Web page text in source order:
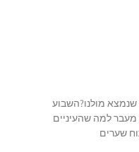
שנמצא מולנו?השבוע
מעבר למה שהעיניים
שערים